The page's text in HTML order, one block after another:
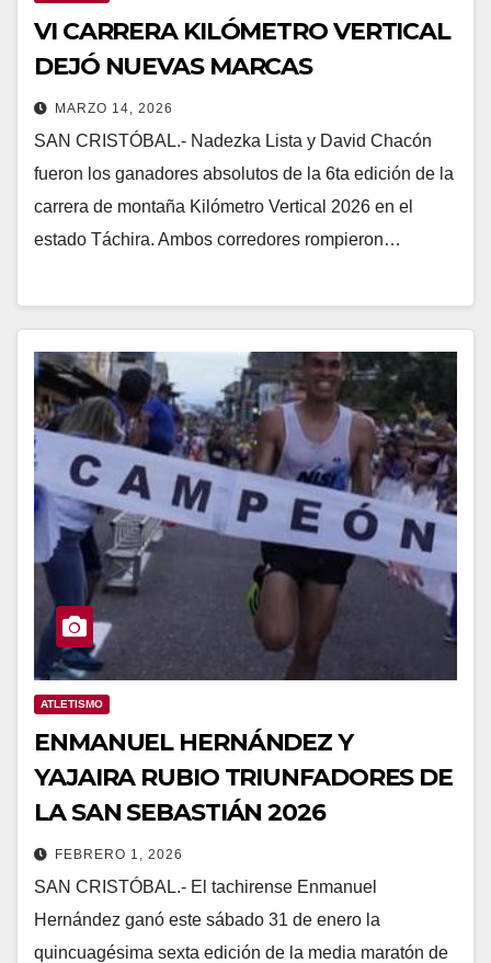
VI CARRERA KILÓMETRO VERTICAL
DEJÓ NUEVAS MARCAS
MARZO 14, 2026
SAN CRISTÓBAL.- Nadezka Lista y David Chacón
fueron los ganadores absolutos de la 6ta edición de la
carrera de montaña Kilómetro Vertical 2026 en el
estado Táchira. Ambos corredores rompieron…
ATLETISMO
ENMANUEL HERNÁNDEZ Y
YAJAIRA RUBIO TRIUNFADORES DE
LA SAN SEBASTIÁN 2026
FEBRERO 1, 2026
SAN CRISTÓBAL.- El tachirense Enmanuel
Hernández ganó este sábado 31 de enero la
quincuagésima sexta edición de la media maratón de